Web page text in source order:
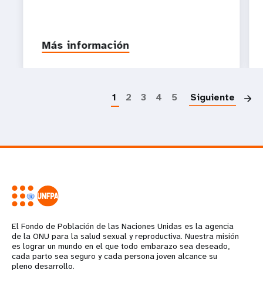
Más información
1 2 3 4 5 Siguiente
El Fondo de Población de las Naciones Unidas es la agencia
de la ONU para la salud sexual y reproductiva. Nuestra misión
es lograr un mundo en el que todo embarazo sea deseado,
cada parto sea seguro y cada persona joven alcance su
pleno desarrollo.